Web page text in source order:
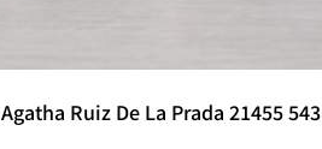
Agatha Ruiz De La Prada 21455 543